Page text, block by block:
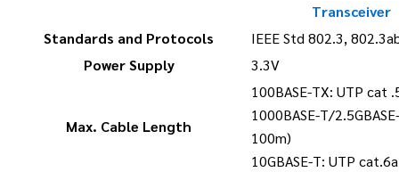
Transceiver
Standards and Protocols
IEEE Std 802.3,
Power Supply
3.3V
Max. Cable Length
100BASE-TX: UTP cat
1000BASE-T/
100m)
10GBASE-T: UTP